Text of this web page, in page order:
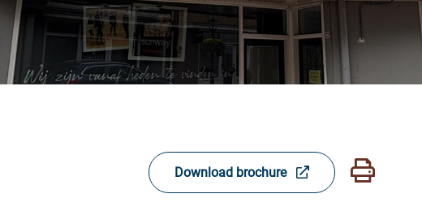
Download brochure